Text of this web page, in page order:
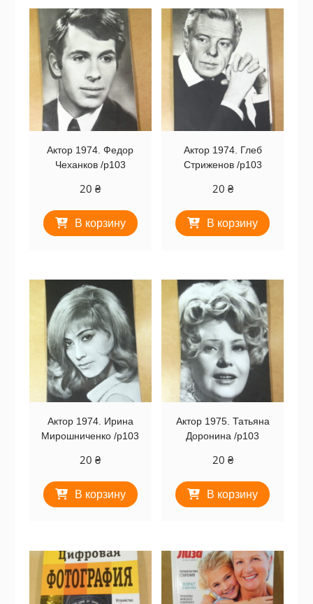
Актор 1974. Федор
Чеханков /p103
20₴
В корзину
Актор 1974. Глеб
Стриженов /p103
20 ₴
В корзину
Актор 1974. Ирина
Мирошниченко /p103
20₴
В корзину
Актор 1975. Татьяна
Доронина /p103
20 ₴
В корзину